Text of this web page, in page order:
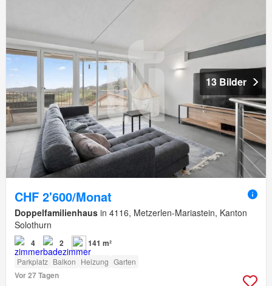
13 Bilder
CHF 2'600/Monat
Doppelfamilienhaus in 4116, Metzerlen-Mariastein, Kanton
Solothurn
4 2 141 m²
Parkplatz Balkon Heizung Garten
Vor 27 Tagen